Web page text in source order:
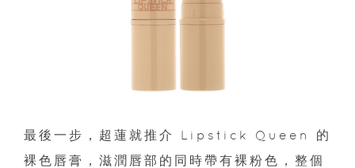
最後一步，超蓮就推介 Lipstick Queen 的
裸色唇膏，滋潤唇部的同時帶有裸粉色，整個